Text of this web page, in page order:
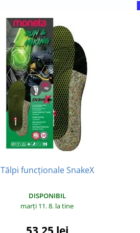
Tălpi funcționale SnakeX
DISPONIBIL
marți 11. 8. la tine